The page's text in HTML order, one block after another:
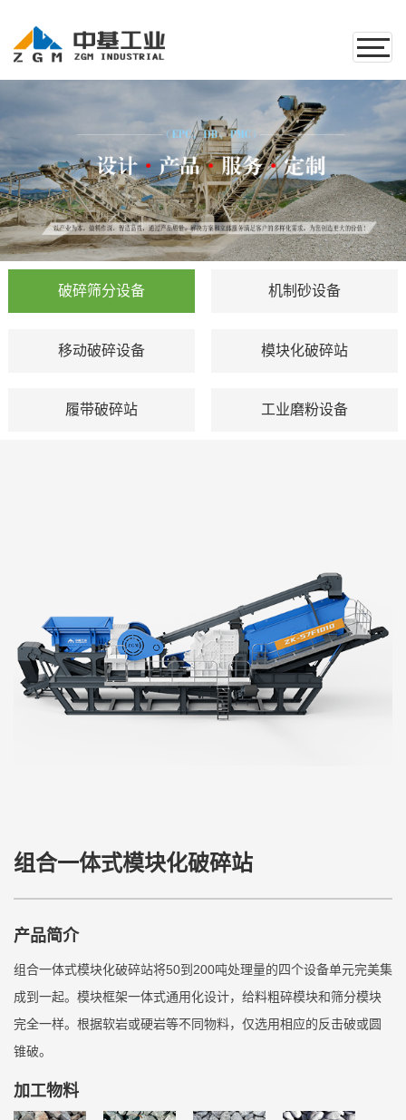
破碎筛分设备 机制砂设备
移动破碎设备 模块化破碎站
履带破碎站 工业磨粉设备
组合一体式模块化破碎站
产品简介
组合一体式模块化破碎站将50到200吨处理量的四个设备单元完美集
成到一起。模块框架一体式通用化设计，给料粗碎模块和筛分模块
完全一样。根据软岩或硬岩等不同物料，仅选用相应的反击破或圆
锥破。
加工物料